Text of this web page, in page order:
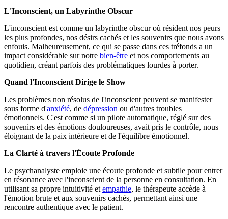
L'Inconscient, un Labyrinthe Obscur
L'inconscient est comme un labyrinthe obscur où résident nos peurs
les plus profondes, nos désirs cachés et les souvenirs que nous avons
enfouis. Malheureusement, ce qui se passe dans ces tréfonds a un
impact considérable sur notre bien-être et nos comportements au
quotidien, créant parfois des problématiques lourdes à porter.
Quand l'Inconscient Dirige le Show
Les problèmes non résolus de l'inconscient peuvent se manifester
sous forme d'anxiété, de dépression ou d'autres troubles
émotionnels. C'est comme si un pilote automatique, réglé sur des
souvenirs et des émotions douloureuses, avait pris le contrôle, nous
éloignant de la paix intérieure et de l'équilibre émotionnel.
La Clarté à travers l'Écoute Profonde
Le psychanalyste emploie une écoute profonde et subtile pour entrer
en résonance avec l'inconscient de la personne en consultation. En
utilisant sa propre intuitivité et empathie, le thérapeute accède à
l'émotion brute et aux souvenirs cachés, permettant ainsi une
rencontre authentique avec le patient.